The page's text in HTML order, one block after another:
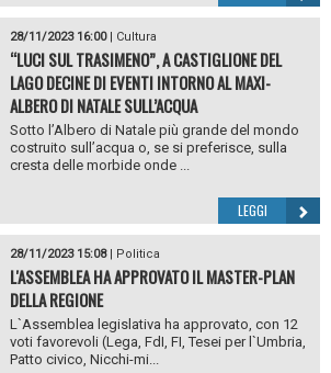
28/11/2023 16:00| Cultura
“LUCI SUL TRASIMENO”, A CASTIGLIONE DEL
LAGO DECINE DI EVENTI INTORNO AL MAXI-
ALBERO DI NATALE SULL’ACQUA
Sotto l’Albero di Natale più grande del mondo
costruito sull’acqua o, se si preferisce, sulla
cresta delle morbide onde ...
LEGGI
28/11/2023 15:08| Politica
L'ASSEMBLEA HA APPROVATO IL MASTER-PLAN
DELLA REGIONE
L`Assemblea legislativa ha approvato, con 12
voti favorevoli (Lega, FdI, FI, Tesei per l`Umbria,
Patto civico, Nicchi-mi...